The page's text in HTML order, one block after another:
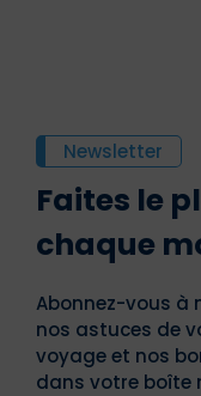
Newsletter
Faites le
chaque
Abonnez-vous à
nos astuces de
voyage et nos
dans votre boîte